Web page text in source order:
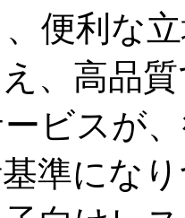
便利な
、高品
ビスが
準にな